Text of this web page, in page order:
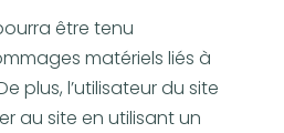
être tenu
matériels liés à
plus, l’utilisateur du site
au site en utilisant un